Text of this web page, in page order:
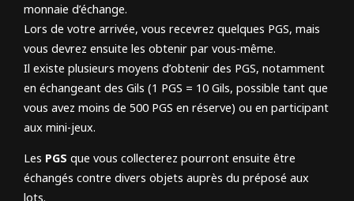
monnaie d’échange.
Lors de votre arrivée, vous recevrez quelques PGS, mais
vous devrez ensuite les obtenir par vous-même.
Il existe plusieurs moyens d’obtenir des PGS, notamment
en échangeant des Gils (1 PGS = 10 Gils, possible tant que
vous avez moins de 500 PGS en réserve) ou en participant
aux mini-jeux.
Les PGS que vous collecterez pourront ensuite être
échangés contre divers objets auprès du préposé aux
lots.